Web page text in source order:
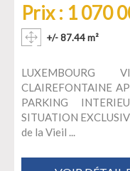
Prix : 1 070
+/- 87.44 m²
CLAIREFONTAINE
PARKING
SITUATION
de la Vieil ...